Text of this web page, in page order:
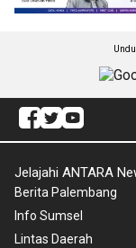
Jelajahi ANTARA
Berita Palembang
Info Sumsel
Lintas Daerah